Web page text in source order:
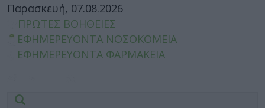
Παρασκευή, 07.08.2026
ΠΡΩΤΕΣ ΒΟΗΘΕΙΕΣ
ΕΦΗΜΕΡΕΥΟΝΤΑ ΝΟΣΟΚΟΜΕΙΑ
ΕΦΗΜΕΡΕΥΟΝΤΑ ΦΑΡΜΑΚΕΙΑ